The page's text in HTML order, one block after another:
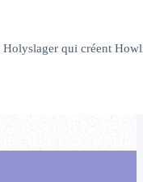
Holyslager qui créent